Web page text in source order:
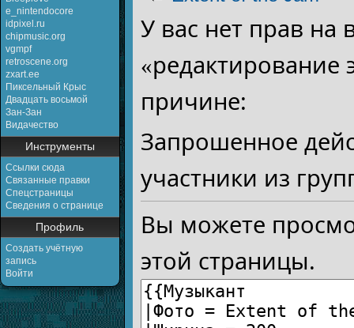
e_nintendocore
idpixel.ru
chipmusic.org
vgmpf
retroscene.org
zxart.ee
Пиксельный Крыс
Двадцать восьмой
Зан-Зан
Видачество
Инструменты
Ссылки сюда
Связанные правки
Спецстраницы
Сведения о странице
Профиль
Создать учётную
запись
Войти
У вас нет прав на
причине:
Запрошенное
участники из
Вы можете
этой страницы.